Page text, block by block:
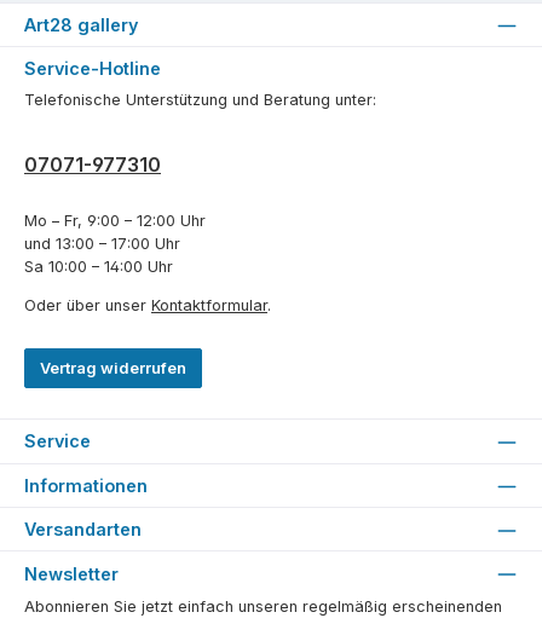
Art28 gallery
Service-Hotline
Telefonische Unterstützung und Beratung unter:
07071-977310
Mo – Fr, 9:00 – 12:00 Uhr
und 13:00 – 17:00 Uhr
Sa 10:00 – 14:00 Uhr
Oder über unser Kontaktformular.
Vertrag widerrufen
Service
Informationen
Versandarten
Newsletter
Abonnieren Sie jetzt einfach unseren regelmäßig erscheinenden